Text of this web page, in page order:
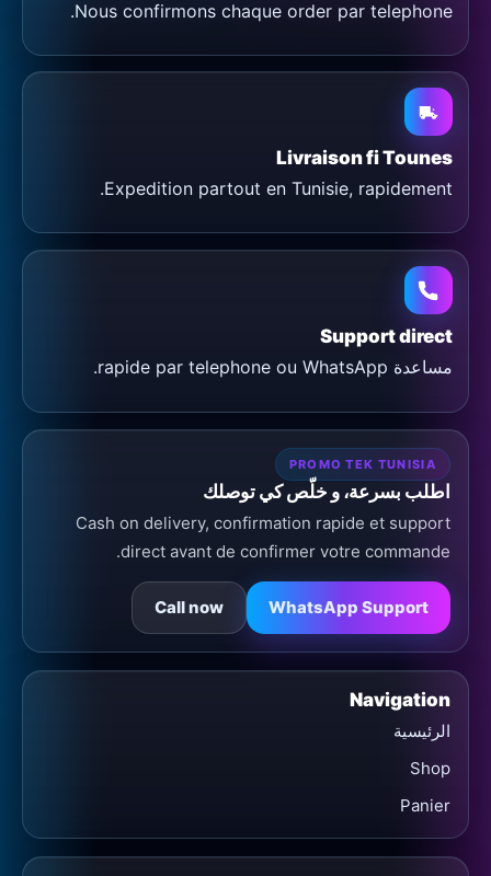
Nous confirmons chaque order par telephone.
Livraison fi Tounes
Expedition partout en Tunisie, rapidement.
Support direct
مساعدة rapide par telephone ou WhatsApp.
PROMO TEK TUNISIA
اطلب بسرعة، و خلّص كي توصلك
Cash on delivery, confirmation rapide et support
direct avant de confirmer votre commande.
WhatsApp Support
Call now
Navigation
الرئيسية
Shop
Panier